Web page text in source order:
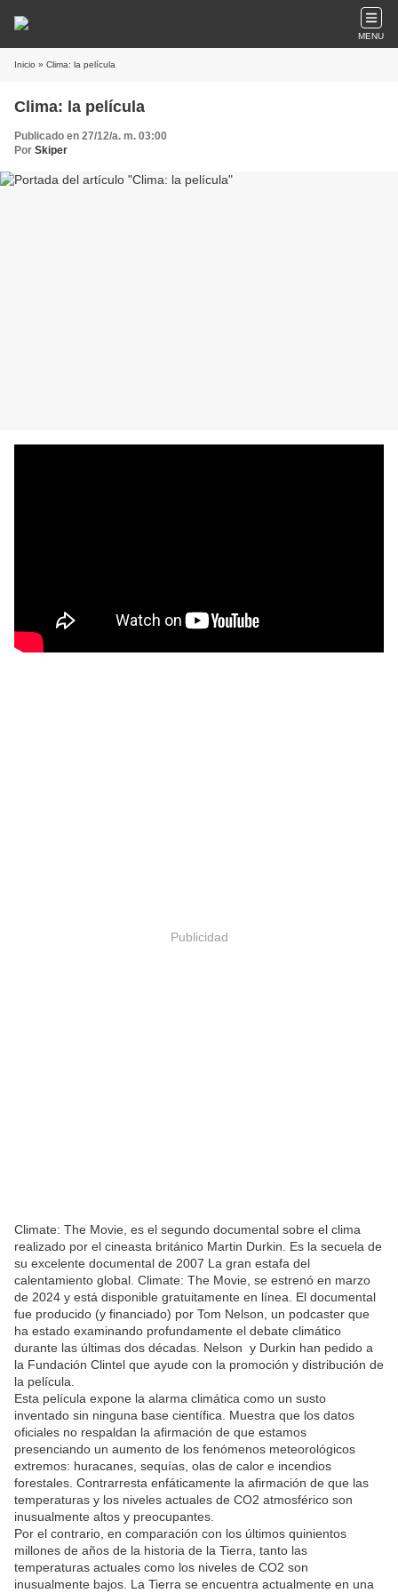
MENU
Inicio » Clima: la película
Clima: la película
Publicado en 27/12/a. m. 03:00
Por Skiper
Publicidad
Climate: The Movie, es el segundo documental sobre el clima
realizado por el cineasta británico Martin Durkin. Es la secuela de
su excelente documental de 2007 La gran estafa del
calentamiento global. Climate: The Movie, se estrenó en marzo
de 2024 y está disponible gratuitamente en línea. El documental
fue producido (y financiado) por Tom Nelson, un podcaster que
ha estado examinando profundamente el debate climático
durante las últimas dos décadas. Nelson y Durkin han pedido a
la Fundación Clintel que ayude con la promoción y distribución de
la película.
Esta película expone la alarma climática como un susto
inventado sin ninguna base científica. Muestra que los datos
oficiales no respaldan la afirmación de que estamos
presenciando un aumento de los fenómenos meteorológicos
extremos: huracanes, sequías, olas de calor e incendios
forestales. Contrarresta enfáticamente la afirmación de que las
temperaturas y los niveles actuales de CO2 atmosférico son
inusualmente altos y preocupantes.
Por el contrario, en comparación con los últimos quinientos
millones de años de la historia de la Tierra, tanto las
temperaturas actuales como los niveles de CO2 son
inusualmente bajos. La Tierra se encuentra actualmente en una